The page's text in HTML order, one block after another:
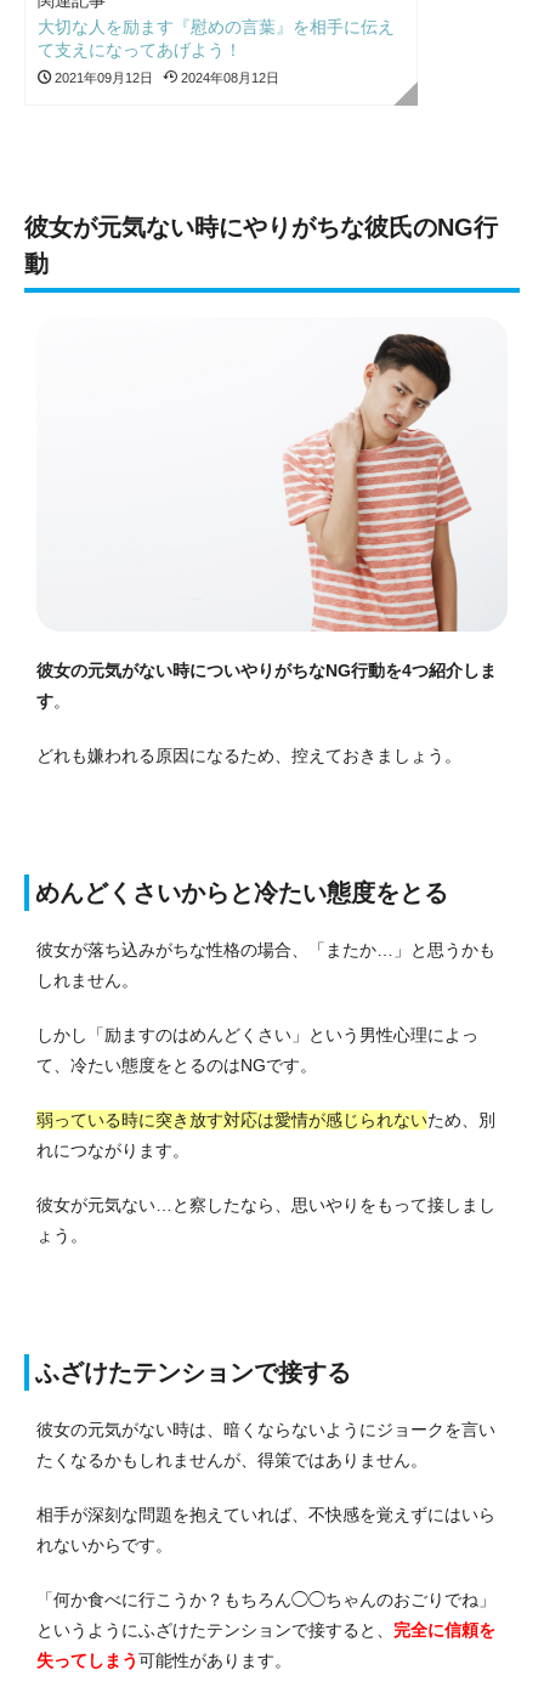
大切な人を励ます『慰めの言葉』を相手に伝え
て支えになってあげよう！
2021年09月12日 2024年08月12日
彼女が元気ない時にやりがちな彼氏のNG行
動
彼女の元気がない時についやりがちなNG行動を4つ紹介しま
す。
どれも嫌われる原因になるため、控えておきましょう。
めんどくさいからと冷たい態度をとる
彼女が落ち込みがちな性格の場合、「またか…」と思うかも
しれません。
しかし「励ますのはめんどくさい」という男性心理によっ
て、冷たい態度をとるのはNGです。
弱っている時に突き放す対応は愛情が感じられないため、別
れにつながります。
彼女が元気ない…と察したなら、思いやりをもって接しまし
ょう。
ふざけたテンションで接する
彼女の元気がない時は、暗くならないようにジョークを言い
たくなるかもしれませんが、得策ではありません。
相手が深刻な問題を抱えていれば、不快感を覚えずにはいら
れないからです。
「何か食べに行こうか？もちろん◯◯ちゃんのおごりでね」
というようにふざけたテンションで接すると、 完全に信頼を
失ってしまう可能性があります。